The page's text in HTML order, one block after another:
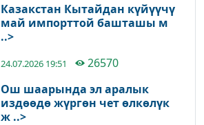
Казакстан Кытайдан күйүүчү
май импорттой башташы м
..>
24.07.2026 19:51
26570
Ош шаарында эл аралык
издөөдө жүргөн чет өлкөлүк
ж ..>